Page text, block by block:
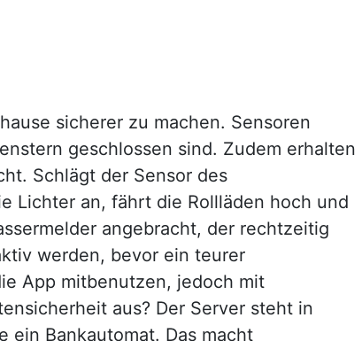
sicherer zu machen. Sensoren
geschlossen sind. Zudem erhalten
Schlägt der Sensor des
Lichter an, fährt die Rollläden hoch und
angebracht, der rechtzeitig
werden, bevor ein teurer
App mitbenutzen, jedoch mit
aus? Der Server steht in
ein Bankautomat. Das macht